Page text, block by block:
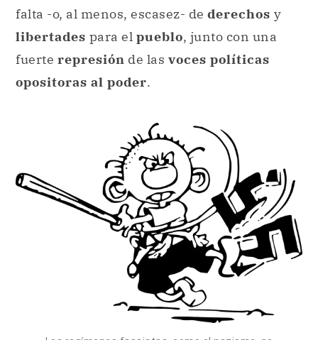
falta -o, al menos, escasez- de derechos y
libertades para el pueblo, junto con una
fuerte represión de las voces políticas
opositoras al poder.